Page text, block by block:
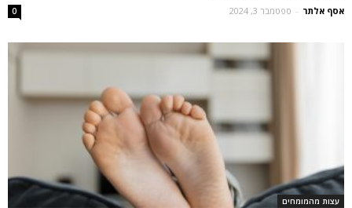
אסף אלתר - ספטמבר 3, 2024 0
עצות מהמומחים